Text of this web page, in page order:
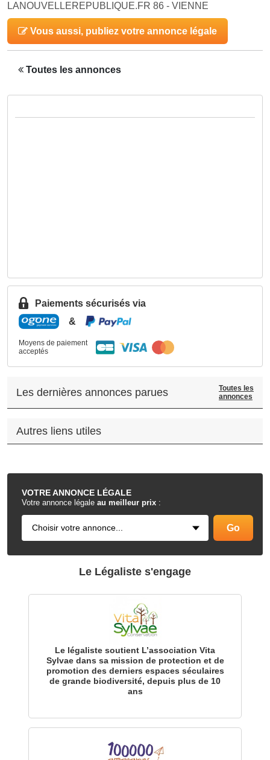
LANOUVELLEREPUBLIQUE.FR 86 - VIENNE
Vous aussi, publiez votre annonce légale
Toutes les annonces
VOTREANNONCE LÉGALE
Votre annonce légale au meilleur prix :
Paiements sécurisés via
&
Moyens de paiement
acceptés
Les dernières annonces parues
Toutes les
annonces
Autres liens utiles
.
Le Légaliste s'engage
Le légaliste soutient L’association Vita
Sylvae dans sa mission de protection et de
promotion des derniers espaces séculaires
de grande biodiversité, depuis plus de 10
ans